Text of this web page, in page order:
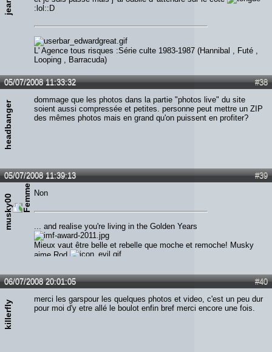
:lol::D
L' Agence tous risques :Série culte 1983-1987 (Hannibal , Futé ,
Looping , Barracuda)
#38
05/07/2008 11:33:32
headbanger
dommage que les photos dans la partie "photos live" du site
soient aussi compressée et petites. personne peut mettre un ZIP
des mêmes photos mais en grand qu'on puissent en profiter?
#39
05/07/2008 11:39:13
musky00
Non
... and realise you're living in the Golden Years
Mieux vaut être belle et rebelle que moche et remoche! Musky
aime Rod
#40
06/07/2008 20:01:05
killerfly
merci les garspour les quelques photos et video, c'est un peu dur
pour moi d'y etre allé le boulot enfin bref merci encore une fois.